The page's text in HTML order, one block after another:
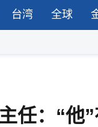
台湾 全球
任：“他